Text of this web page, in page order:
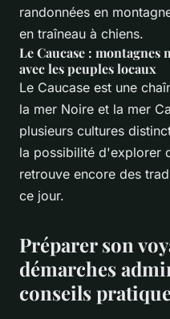
randonnées en
en traîneau à chiens.
Le Caucase : montagnes
avec les peuples locaux
Le Caucase est une
la mer Noire et la mer
plusieurs cultures
la possibilité d'explorer
retrouve encore des
ce jour.
Préparer son
démarches
conseils